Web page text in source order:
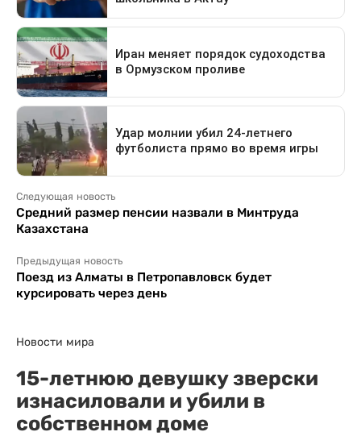
Следующая новость
Средний размер пенсии назвали в Минтруда
Казахстана
Предыдущая новость
Поезд из Алматы в Петропавловск будет
курсировать через день
Новости мира
15-летнюю девушку зверски
изнасиловали и убили в
собственном доме